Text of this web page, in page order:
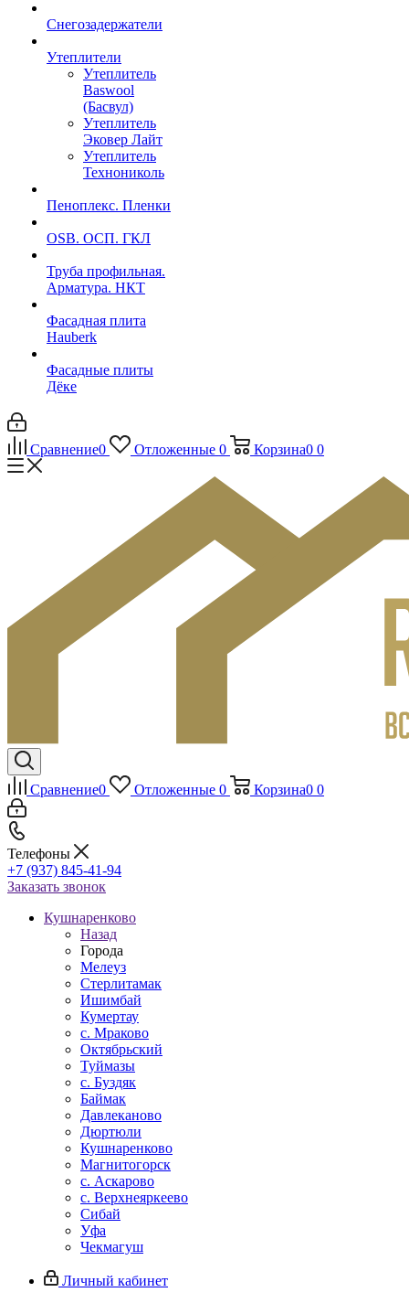
Снегозадержатели
Утеплители
Утеплитель
Baswool
(Басвул)
Утеплитель
Эковер Лайт
Утеплитель
Технониколь
Пеноплекс. Пленки
OSB. ОСП. ГКЛ
Труба профильная.
Арматура. НКТ
Фасадная плита
Hauberk
Фасадные плиты
Дёке
Сравнение0 Отложенные 0 Корзина0 0
Сравнение0 Отложенные 0 Корзина0 0
Телефоны
+7 (937) 845-41-94
Заказать звонок
Кушнаренково
Назад
Города
Мелеуз
Стерлитамак
Ишимбай
Кумертау
c. Мраково
Октябрьский
Туймазы
c. Буздяк
Баймак
Давлеканово
Дюртюли
Кушнаренково
Магнитогорск
с. Аскарово
с. Верхнеяркеево
Сибай
Уфа
Чекмагуш
Личный кабинет